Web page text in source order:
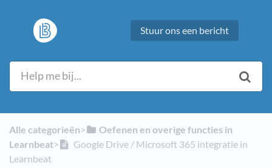
Stuur ons een bericht
Alle categorieën​>​
​Oefenen en overige functies in
Learnbeat​>​
Google Drive / Microsoft 365 integratie in
Learnbeat